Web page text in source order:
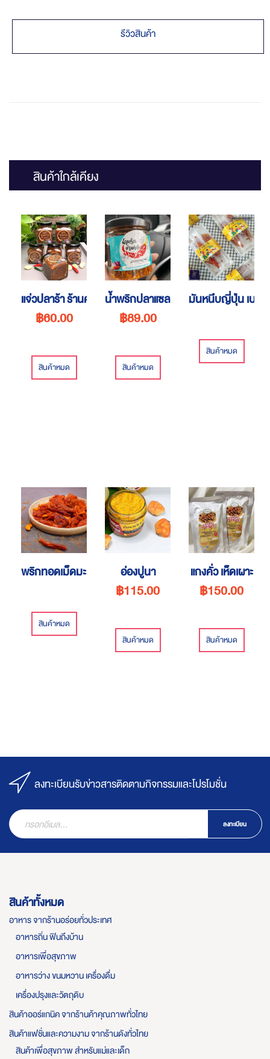
รีวิวสินค้า
สินค้าใกล้เคียง
แจ่วปลาร้า ร้านครัวคุณยาย
฿60.00
สินค้าหมด
น้ำพริกปลาแซลม่อนพริกแกง
฿89.00
สินค้าหมด
มันหนึบญี่ปุ่น เบนิฮ
สินค้าหมด
พริกทอดเม็ดมะม่วง
สินค้าหมด
อ่องปูนา
฿115.00
สินค้าหมด
แกงคั่ว เห็ดเผาะ
฿150.00
สินค้าหมด
ลงทะเบียนรับข่าวสารติดตามกิจกรรมและโปรโมชั่น
ลงทะเบียน
สินค้าทั้งหมด
อาหาร จากร้านอร่อยทั่วประเทศ
อาหารถิ่น ฟินถึงบ้าน
อาหารเพื่อสุขภาพ
อาหารว่าง ขนมหวาน เครื่องดื่ม
เครื่องปรุงและวัตถุดิบ
สินค้าออร์แกนิค จากร้านค้าคุณภาพทั่วไทย
สินค้าแฟชั่นและความงาม จากร้านดังทั่วไทย
สินค้าเพื่อสุขภาพ สำหรับแม่และเด็ก